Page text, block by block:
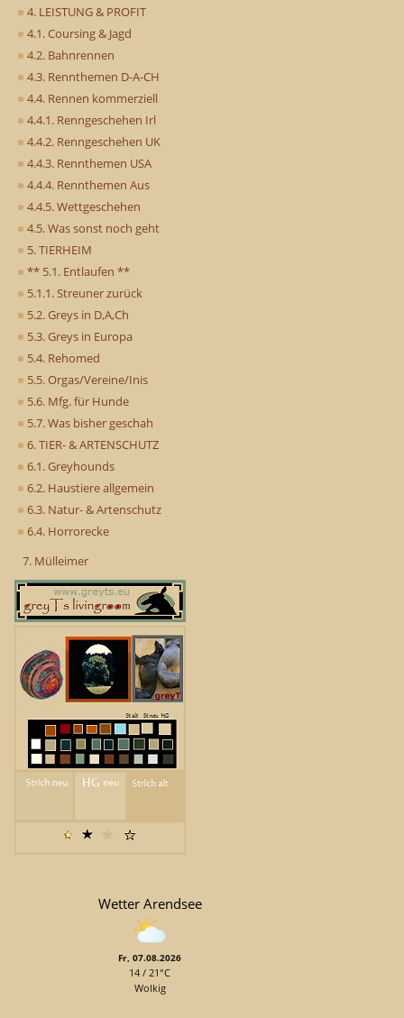
4. LEISTUNG & PROFIT
4.1. Coursing & Jagd
4.2. Bahnrennen
4.3. Rennthemen D-A-CH
4.4. Rennen kommerziell
4.4.1. Renngeschehen Irl
4.4.2. Renngeschehen UK
4.4.3. Rennthemen USA
4.4.4. Rennthemen Aus
4.4.5. Wettgeschehen
4.5. Was sonst noch geht
5. TIERHEIM
** 5.1. Entlaufen **
5.1.1. Streuner zurück
5.2. Greys in D,A,Ch
5.3. Greys in Europa
5.4. Rehomed
5.5. Orgas/Vereine/Inis
5.6. Mfg. für Hunde
5.7. Was bisher geschah
6. TIER- & ARTENSCHUTZ
6.1. Greyhounds
6.2. Haustiere allgemein
6.3. Natur- & Artenschutz
6.4. Horrorecke
7. Mülleimer
Wetter Arendsee
Fr, 07.08.2026
14 / 21°C
Wolkig